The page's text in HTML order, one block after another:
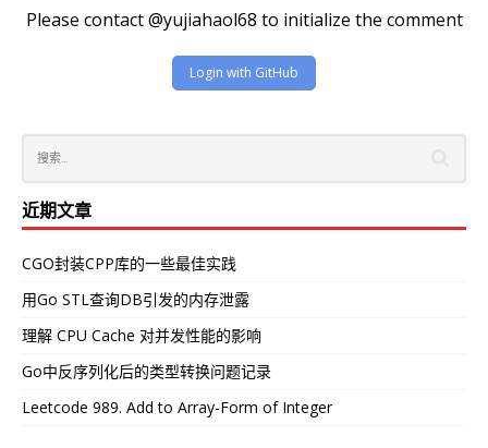
Please contact @yujiahaol68 to initialize the comment
Login with GitHub
近期文章
CGO封装CPP库的一些最佳实践
用Go STL查询DB引发的内存泄露
理解 CPU Cache 对并发性能的影响
Go中反序列化后的类型转换问题记录
Leetcode 989. Add to Array-Form of Integer